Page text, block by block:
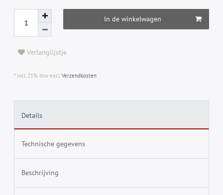
In de winkelwagen
Verlanglijstje
* incl. 21% btw excl.Verzendkosten
Details
Technische gegevens
Beschrijving